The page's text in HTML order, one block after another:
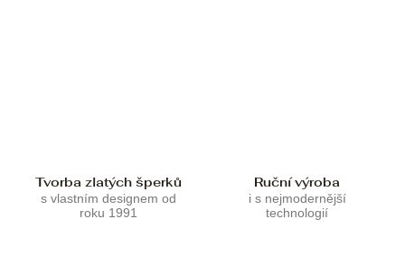
Tvorba zlatých šperků
s vlastním designem od
roku 1991
Ruční výroba
i s nejmodernější
technologií